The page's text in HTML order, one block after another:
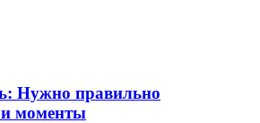
Нужно правильно
моменты